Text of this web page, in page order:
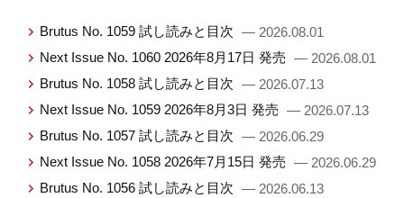
Brutus No. 1059 試し読みと目次 — 2026.08.01
Next Issue No. 1060 2026年8月17日 発売 — 2026.08.01
Brutus No. 1058 試し読みと目次 — 2026.07.13
Next Issue No. 1059 2026年8月3日 発売 — 2026.07.13
Brutus No. 1057 試し読みと目次 — 2026.06.29
Next Issue No. 1058 2026年7月15日 発売 — 2026.06.29
Brutus No. 1056 試し読みと目次 — 2026.06.13